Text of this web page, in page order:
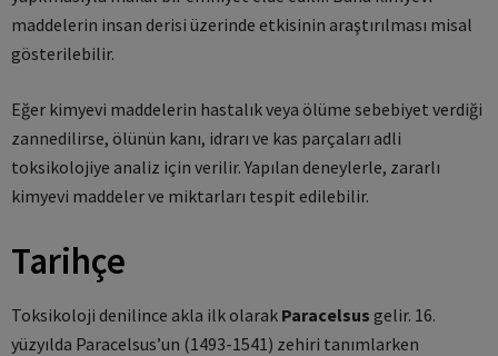
maddelerin insan derisi üzerinde etkisinin araştırılması misal
gösterilebilir.
Eğer kimyevi maddelerin hastalık veya ölüme sebebiyet verdiği
zannedilirse, ölünün kanı, idrarı ve kas parçaları adli
toksikolojiye analiz için verilir. Yapılan deneylerle, zararlı
kimyevi maddeler ve miktarları tespit edilebilir.
Tarihçe
Toksikoloji denilince akla ilk olarak Paracelsus gelir. 16.
yüzyılda Paracelsus’un (1493-1541) zehiri tanımlarken